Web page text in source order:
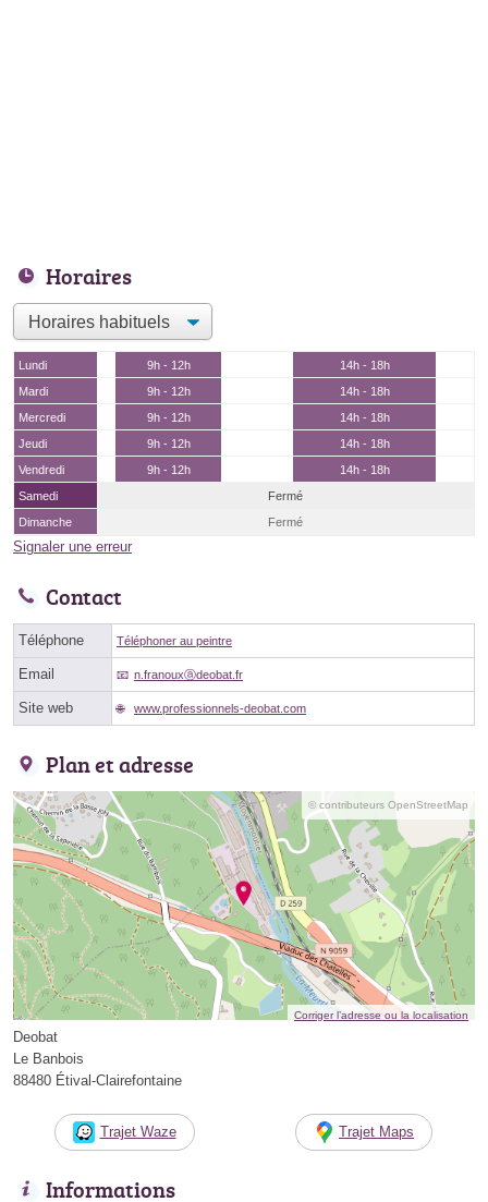
Horaires
Lundi 9h - 12h
14h - 18h
Mardi
9h - 12h
14h - 18h
Mercredi
9h - 12h
14h - 18h
Jeudi
9h - 12h
14h - 18h
Vendredi
9h - 12h
14h - 18h
Samedi
Fermé
Dimanche
Fermé
Signaler une erreur
Contact
Téléphone Téléphoner au peintre
Email n.franouxⓐdeobat.fr
Site web www.professionnels-deobat.com
Plan et adresse
© contributeurs OpenStreetMap
Corriger l’adresse ou la localisation
Deobat
Le Banbois
88480 Étival-Clairefontaine
Trajet Waze Trajet Maps
Informations